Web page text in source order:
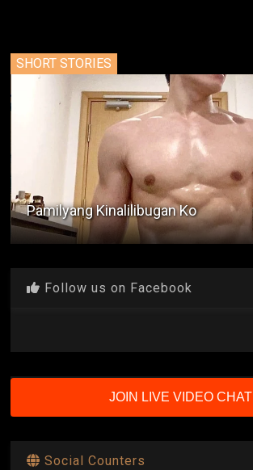
SHORT STORIES
Napakalaki ni Tito Jervis
Follow us on Facebook
JOIN LIVE VIDEO CHAT
Social Counters